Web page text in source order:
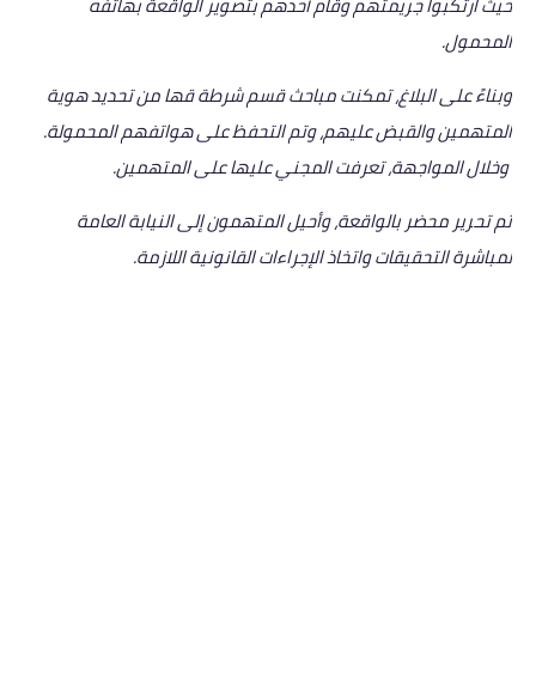
المحمول.
وبناءً على البلاغ، تمكنت مباحث قسم شرطة قها من تحديد هوية
المتهمين والقبض عليهم، وتم التحفظ على هواتفهم المحمولة.
وخلال المواجهة، تعرفت المجني عليها على المتهمين.
تم تحرير محضر بالواقعة، وأحيل المتهمون إلى النيابة العامة
لمباشرة التحقيقات واتخاذ الإجراءات القانونية اللازمة.